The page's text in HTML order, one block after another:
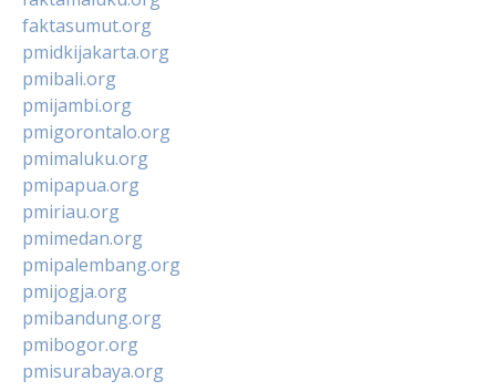
faktasumut.org
pmidkijakarta.org
pmibali.org
pmijambi.org
pmigorontalo.org
pmimaluku.org
pmipapua.org
pmiriau.org
pmimedan.org
pmipalembang.org
pmijogja.org
pmibandung.org
pmibogor.org
pmisurabaya.org